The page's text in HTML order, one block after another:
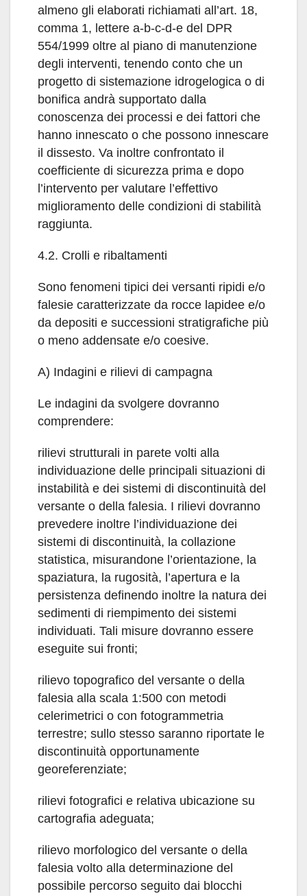
almeno gli elaborati richiamati all’art. 18,
comma 1, lettere a-b-c-d-e del DPR
554/1999 oltre al piano di manutenzione
degli interventi, tenendo conto che un
progetto di sistemazione idrogelogica o di
bonifica andrà supportato dalla
conoscenza dei processi e dei fattori che
hanno innescato o che possono innescare
il dissesto. Va inoltre confrontato il
coefficiente di sicurezza prima e dopo
l’intervento per valutare l’effettivo
miglioramento delle condizioni di stabilità
raggiunta.
4.2. Crolli e ribaltamenti
Sono fenomeni tipici dei versanti ripidi e/o
falesie caratterizzate da rocce lapidee e/o
da depositi e successioni stratigrafiche più
o meno addensate e/o coesive.
A) Indagini e rilievi di campagna
Le indagini da svolgere dovranno
comprendere:
rilievi strutturali in parete volti alla
individuazione delle principali situazioni di
instabilità e dei sistemi di discontinuità del
versante o della falesia. I rilievi dovranno
prevedere inoltre l’individuazione dei
sistemi di discontinuità, la collazione
statistica, misurandone l’orientazione, la
spaziatura, la rugosità, l’apertura e la
persistenza definendo inoltre la natura dei
sedimenti di riempimento dei sistemi
individuati. Tali misure dovranno essere
eseguite sui fronti;
rilievo topografico del versante o della
falesia alla scala 1:500 con metodi
celerimetrici o con fotogrammetria
terrestre; sullo stesso saranno riportate le
discontinuità opportunamente
georeferenziate;
rilievi fotografici e relativa ubicazione su
cartografia adeguata;
rilievo morfologico del versante o della
falesia volto alla determinazione del
possibile percorso seguito dai blocchi